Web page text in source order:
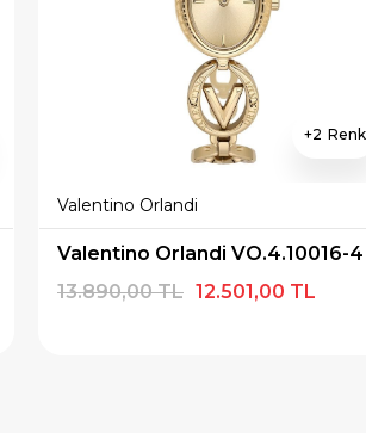
2
Valentino Orlandi
12.501,00 TL
13.890,00 TL
× SEPETTE İNDİRİM×